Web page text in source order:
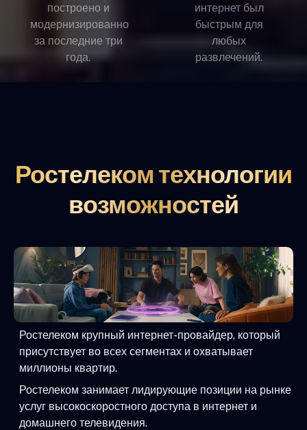
построено и
модернизированно
за последние три
года.
интернет был
быстрым для
любых
развлечений.
Ростелеком технологии
возможностей
Ростелеком крупный интернет-провайдер, который
присутствует во всех сегментах и охватывает
миллионы квартир.
Ростелеком занимает лидирующие позиции на рынке
услуг высокоскоростного доступа в интернет и
домашнего телевидения.